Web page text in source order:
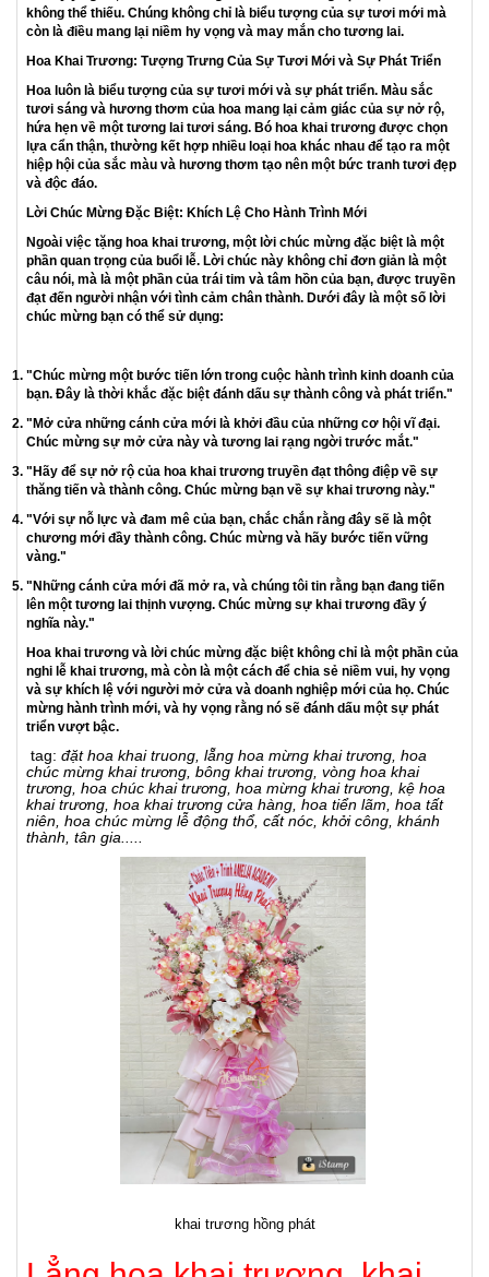
Please Waiting...
HOA KHAI TRƯƠNG HOA CHÚC MỪNG ĐẸP
TẶNG HỘI NGHỊ TRIỂN LÃM TẤT NIÊN
Hoa khai trương, hoa chúc mừng. Tại sao nên tặng hoa
trong dịp khai trương?
Thành Công
mới, văn phòng mới hoặc dự án kinh doanh mới. Đây là một bước đột
phá trong cuộc đời, nơi tương lai của bạn và doanh nghiệp của bạn
đang rực rỡ trước mắt. Để tạo nên một buổi lễ khai trương đáng nhớ
và đầy ý nghĩa, hoa khai trương và lời chúc mừng đặc biệt sẽ là điều
còn là điều mang lại niềm hy vọng và may mắn cho tương lai.
Hoa Khai Trương: Tượng Trưng Của Sự Tươi Mới và Sự Phát Triển
Hoa luôn là biểu tượng của sự tươi mới và sự phát triển. Màu sắc
tươi sáng và hương thơm của hoa mang lại cảm giác của sự nở rộ,
hứa hẹn về một tương lai tươi sáng. Bó hoa khai trương được chọn
hiệp hội của sắc màu và hương thơm tạo nên một bức tranh tươi đẹp
và độc đáo.
Lời Chúc Mừng Đặc Biệt: Khích Lệ Cho Hành Trình Mới
Ngoài việc tặng hoa khai trương, một lời chúc mừng đặc biệt là một
phần quan trọng của buổi lễ. Lời chúc này không chỉ đơn giản là một
câu nói, mà là một phần của trái tim và tâm hồn của bạn, được truyền
đạt đến người nhận với tình cảm chân thành. Dưới đây là một số lời
chúc mừng bạn có thể sử dụng:
"Chúc mừng một bước tiến lớn trong cuộc hành trình kinh doanh của
bạn. Đây là thời khắc đặc biệt đánh dấu sự thành công và phát triển."
"Mở cửa những cánh cửa mới là khởi đầu của những cơ hội vĩ đại.
Chúc mừng sự mở cửa này và tương lai rạng ngời trước mắt."
"Hãy để sự nở rộ của hoa khai trương truyền đạt thông điệp về sự
thăng tiến và thành công. Chúc mừng bạn về sự khai trương này."
"Với sự nỗ lực và đam mê của bạn, chắc chắn rằng đây sẽ là một
chương mới đầy thành công. Chúc mừng và hãy bước tiến vững
"Những cánh cửa mới đã mở ra, và chúng tôi tin rằng bạn đang tiến
lên một tương lai thịnh vượng. Chúc mừng sự khai trương đầy ý
Hoa khai trương và lời chúc mừng đặc biệt không chỉ là một phần của
nghi lễ khai trương, mà còn là một cách để chia sẻ niềm vui, hy vọng
và sự khích lệ với người mở cửa và doanh nghiệp mới của họ. Chúc
chúc mừng khai trương, bông khai trương, vòng hoa khai